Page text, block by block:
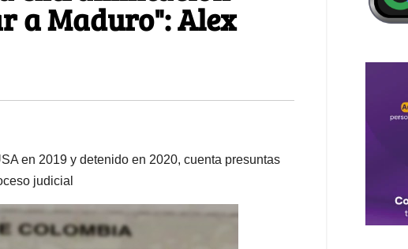
a Maduro": Alex
en 2019 y detenido en 2020, cuenta presuntas
judicial